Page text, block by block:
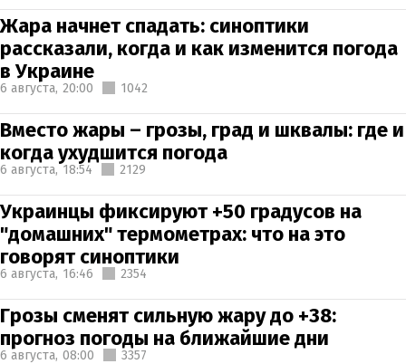
Жара начнет спадать: синоптики
рассказали, когда и как изменится погода
в Украине
6 августа, 20:00 1042
Вместо жары – грозы, град и шквалы: где и
когда ухудшится погода
6 августа, 18:54 2129
Украинцы фиксируют +50 градусов на
"домашних" термометрах: что на это
говорят синоптики
6 августа, 16:46 2354
Грозы сменят сильную жару до +38:
прогноз погоды на ближайшие дни
6 августа, 08:00 3357